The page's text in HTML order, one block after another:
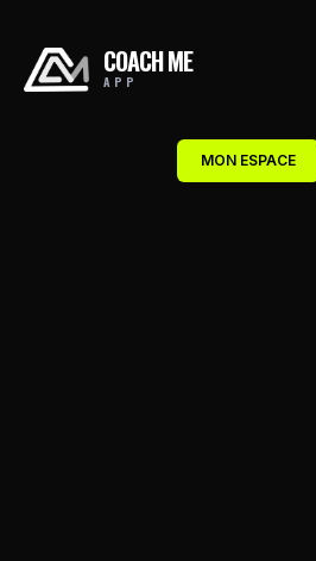
COACH ME
APP
MON ESPACE